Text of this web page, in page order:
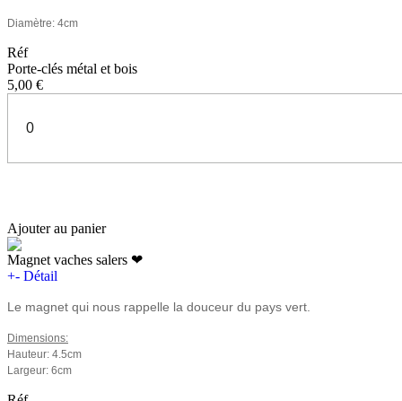
Diamètre: 4cm
Réf
Porte-clés métal et bois
5,00 €
Ajouter au panier
Magnet vaches salers ❤
+- Détail
Le magnet qui nous rappelle la douceur du pays vert.
Dimensions:
Hauteur: 4.5cm
Largeur: 6cm